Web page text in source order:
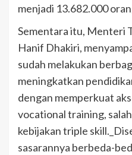
menjadi 13.682.000
Sementara itu, Menteri
Hanif Dhakiri,
sudah melakukan
meningkatkan
dengan memperkuat
vocational training,
kebijakan triple
sasarannya berbeda-